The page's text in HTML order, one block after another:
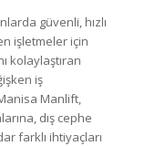
güvenli, hızlı
işletmeler için
kolaylaştıran
iş
Manlift,
dış cephe
farklı ihtiyaçları